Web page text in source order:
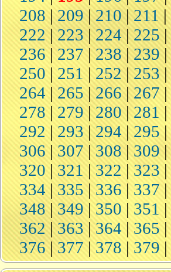
208|209|210|211|
222|223|224|225
236|237|238|239
250| 251|252|253
264|265|266|267 |
278 |279|280|281 |
292|293| 294|295|
306 |307|308|309|
320|321| 322 |323 |
334|335 |336| 337|
348|349|350 | 351 |
362|363|364 |365 |
376|377 | 378 | 379 |